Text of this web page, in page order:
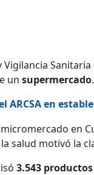
Vigilancia Sanitaria
un supermercado.
ARCSA en
en
salud motivó la
3.543 productos